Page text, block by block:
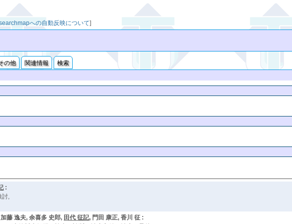
への自動反映について]
の他 関連情報
検索
:
討,
藤 逸夫, 余喜多 史郎, 田代 征記, 門田 康正, 香川 征 :